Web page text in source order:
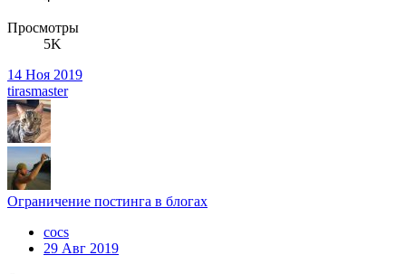
Просмотры
5K
14 Ноя 2019
tirasmaster
Ограничение постинга в блогах
cocs
29 Авг 2019